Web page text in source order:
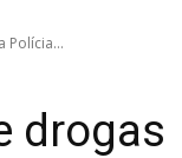
Polícia...
drogas